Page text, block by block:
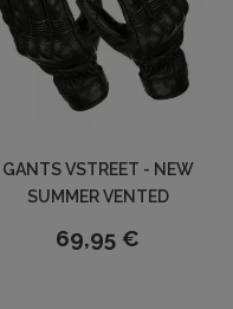
GANTS VSTREET - NEW
SUMMER VENTED
69,95 €